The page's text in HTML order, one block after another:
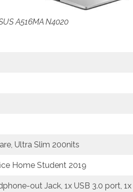
A516MA N4020
Ultra Slim 200nits
Home Student 2019
out Jack, 1x USB 3.0 port, 1x